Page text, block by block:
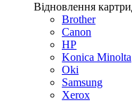
Відновлення
Brother
Canon
HP
Konica Minolta
Oki
Samsung
Xerox